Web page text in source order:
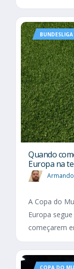
BUNDESLIGA
Quando
Europa na
A Copa do
Europa
começarem
COPA DO